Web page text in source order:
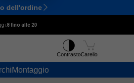
Ctrl M
dell'ordine
8 fino alle 20
Montaggio
ContrastoCarello